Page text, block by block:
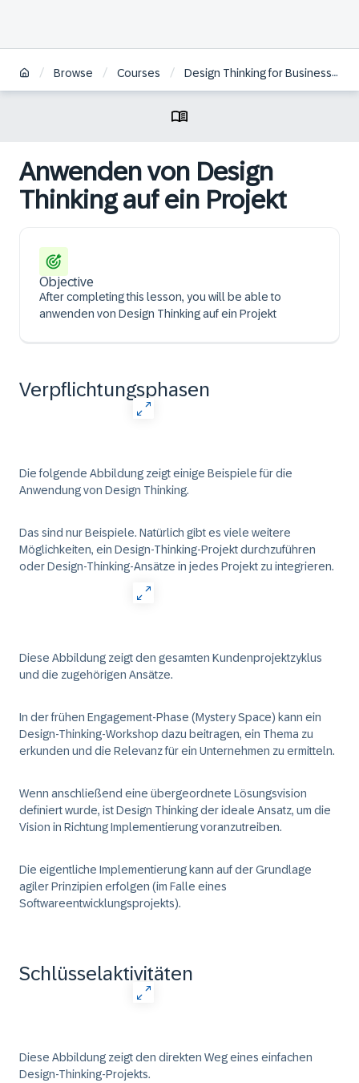
/ Browse / Courses / Design Thinking for Business Innovation - Live Experience | DE
Anwenden von Design
Thinking auf ein Projekt
Objective
After completing this lesson, you will be able to
anwenden von Design Thinking auf ein Projekt
Verpflichtungsphasen
Die folgende Abbildung zeigt einige Beispiele für die
Anwendung von Design Thinking.
Das sind nur Beispiele. Natürlich gibt es viele weitere
Möglichkeiten, ein Design-Thinking-Projekt durchzuführen
oder Design-Thinking-Ansätze in jedes Projekt zu integrieren.
Diese Abbildung zeigt den gesamten Kundenprojektzyklus
und die zugehörigen Ansätze.
In der frühen Engagement-Phase (Mystery Space) kann ein
Design-Thinking-Workshop dazu beitragen, ein Thema zu
erkunden und die Relevanz für ein Unternehmen zu ermitteln.
Wenn anschließend eine übergeordnete Lösungsvision
definiert wurde, ist Design Thinking der ideale Ansatz, um die
Vision in Richtung Implementierung voranzutreiben.
Die eigentliche Implementierung kann auf der Grundlage
agiler Prinzipien erfolgen (im Falle eines
Softwareentwicklungsprojekts).
Schlüsselaktivitäten
Diese Abbildung zeigt den direkten Weg eines einfachen
Design-Thinking-Projekts.